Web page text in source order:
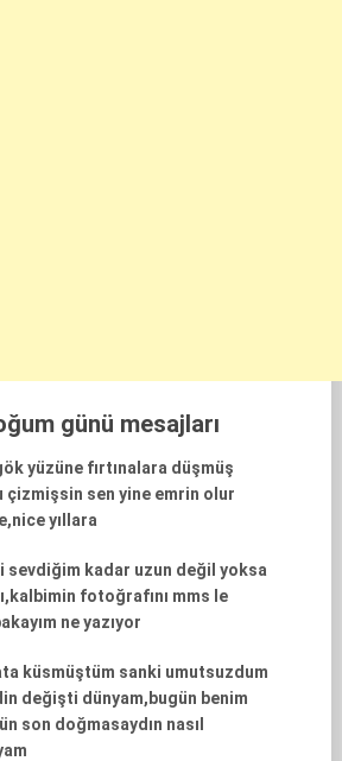
günü mesajları
yüzüne fırtınalara düşmüş
çizmişsin sen yine emrin olur
yıllara
sevdiğim kadar uzun değil yoksa
fotoğrafını mms le
ne yazıyor
küsmüştüm sanki umutsuzdum
değişti dünyam,bugün benim
son doğmasaydın nasıl